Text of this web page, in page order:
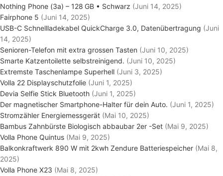
Nothing Phone (3a) – 128 GB • Schwarz (Juni 14, 2025)
Fairphone 5 (Juni 14, 2025)
USB-C Schnellladekabel QuickCharge 3.0, Datenübertragung (Juni
14, 2025)
Senioren-Telefon mit extra grossen Tasten (Juni 10, 2025)
Smarte Katzentoilette selbstreinigend. (Juni 10, 2025)
Extremste Taschenlampe Superhell (Juni 3, 2025)
Volla 22 Displayschutzfolie (Juni 1, 2025)
Devia Selfie Stick Bluetooth (Juni 1, 2025)
Der magnetischer Smartphone-Halter für dein Auto. (Juni 1, 2025)
Stromzähler Energiemessgerät (Mai 10, 2025)
Bambus Zahnbürste Biologisch abbaubar 2er -Set (Mai 9, 2025)
Volla Phone Quintus (Mai 9, 2025)
Balkonkraftwerk 890 W mit 2kwh Zendure Batteriespeicher (Mai 8,
2025)
Volla Phone X23 (Mai 8, 2025)